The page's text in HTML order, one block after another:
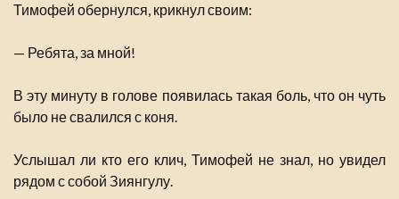
Тимофей обернулся, крикнул своим:
— Ребята, за мной!
В эту минуту в голове появилась такая боль, что он чуть
было не свалился с коня.
Услышал ли кто его клич, Тимофей не знал, но увидел
рядом с собой Зиянгулу.